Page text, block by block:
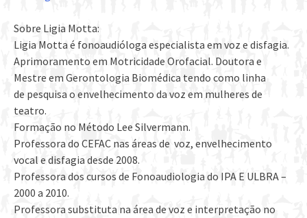
Sobre Ligia Motta:
Ligia Motta é fonoaudióloga especialista em voz e disfagia.
Aprimoramento em Motricidade Orofacial. Doutora e
Mestre em Gerontologia Biomédica tendo como linha
de pesquisa o envelhecimento da voz em mulheres de
teatro.
Formação no Método Lee Silvermann.
Professora do CEFAC nas áreas de voz, envelhecimento
vocal e disfagia desde 2008.
Professora dos cursos de Fonoaudiologia do IPA E ULBRA –
2000 a 2010.
Professora substituta na área de voz e interpretação no